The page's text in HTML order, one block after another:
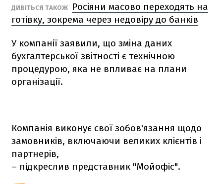
ДИВІТЬСЯ ТАКОЖ
Росіяни масово переходять на
готівку, зокрема через недовіру до банків
У компанії заявили, що зміна даних
бухгалтерської звітності є технічною
процедурою, яка не впливає на плани
організації.
Компанія виконує свої зобов'язання щодо
замовників, включаючи великих клієнтів і
партнерів,
– підкреслив представник "Мойофіс".